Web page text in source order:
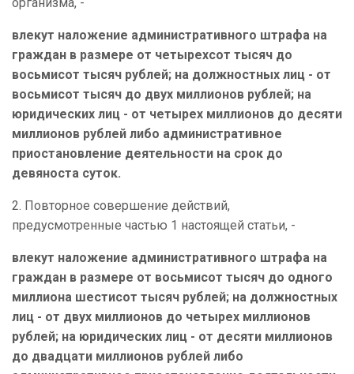
влекут наложение административного штрафа на
граждан в размере от четырехсот тысяч до
восьмисот тысяч рублей; на должностных лиц - от
восьмисот тысяч до двух миллионов рублей; на
юридических лиц - от четырех миллионов до десяти
миллионов рублей либо административное
приостановление деятельности на срок до
девяноста суток.
2. Повторное совершение действий,
предусмотренные частью 1 настоящей статьи, -
влекут наложение административного штрафа на
граждан в размере от восьмисот тысяч до одного
миллиона шестисот тысяч рублей; на должностных
лиц - от двух миллионов до четырех миллионов
рублей; на юридических лиц - от десяти миллионов
до двадцати миллионов рублей либо